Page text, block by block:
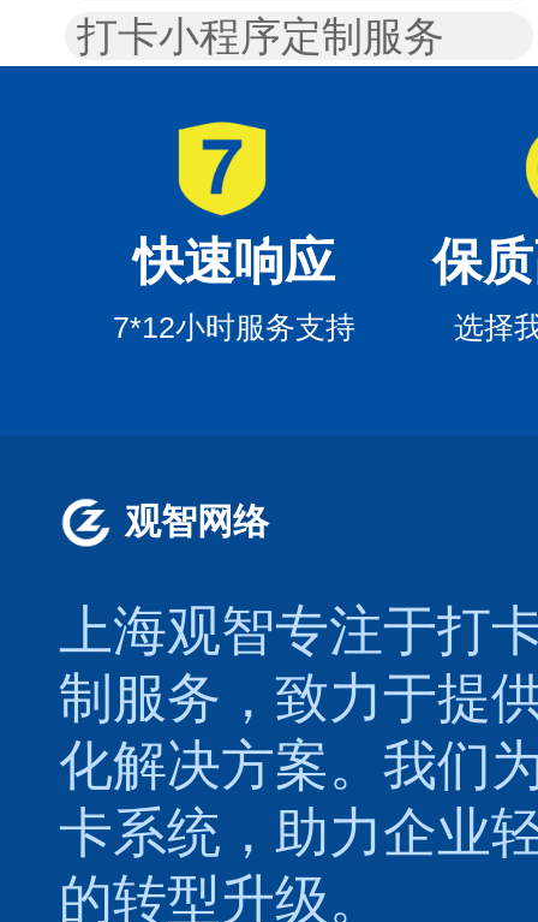
打卡小程序定制服务
快速响应
7*12小时服务支持
保
选择
观智网络
上海观智专注于打
制服务，致力于提
化解决方案。我们
卡系统，助力企业
的转型升级。